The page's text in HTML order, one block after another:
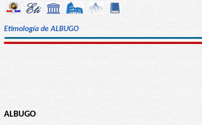
Etimología de ALBUGO
ALBUGO